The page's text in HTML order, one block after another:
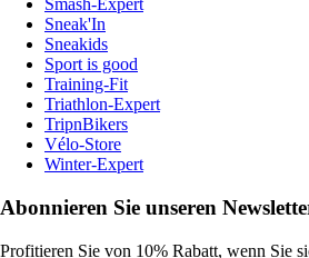
Smash-Expert
Sneak'In
Sneakids
Sport is good
Training-Fit
Triathlon-Expert
TripnBikers
Vélo-Store
Winter-Expert
Abonnieren Sie unseren
Profitieren Sie von 10% Rabatt, wenn Sie